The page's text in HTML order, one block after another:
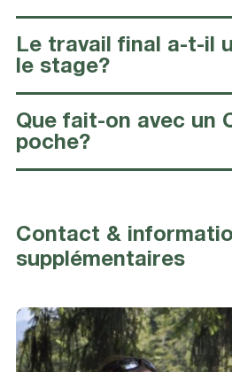
Le travail final a-t-il
le stage?
Que fait-on avec un
poche?
Contact &
supplémentaires